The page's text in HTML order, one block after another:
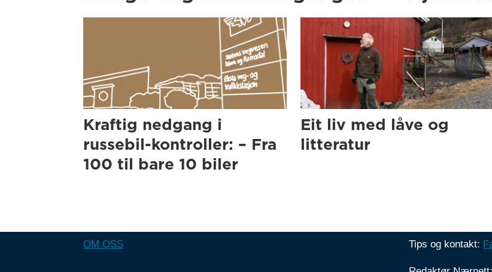
Kraftig nedgang i
russebil-kontroller: – Fra
100 til bare 10 biler
Eit liv med låve og
litteratur
OM OSS Tips og kontakt: